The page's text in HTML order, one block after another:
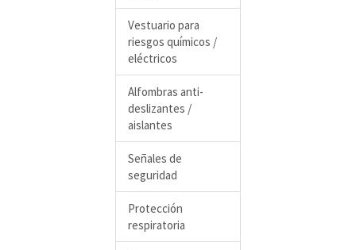
Vestuario para
riesgos químicos /
eléctricos
Alfombras anti-
deslizantes /
aislantes
Señales de
seguridad
Protección
respiratoria